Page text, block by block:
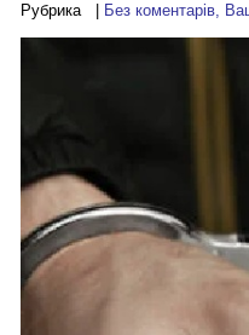
Рубрика |
Без коментарів,